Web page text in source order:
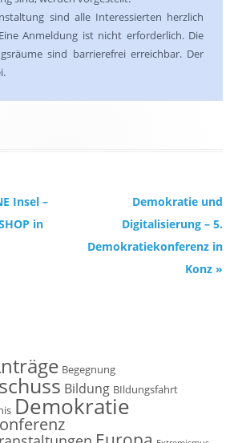
sind alle Interessierten herzlich
Anmeldung ist nicht erforderlich. Die
sind barrierefrei erreichbar. Der
Insel –
in
Demokratie und
Digitalisierung – 5.
Demokratiekonferenz in
Konz »
Begegnung
Bildung BIldungsfahrt
Demokratie